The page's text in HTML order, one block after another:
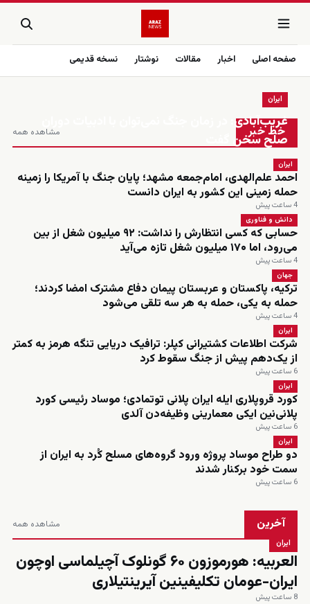
صفحه اصلی اخبار مقالات نوشتار نسخه قدیمی
زنده
خط خبر مشاهده همه
ایران
غریب‌آبادی: در زمان جنگ نمی‌توان با ادبیات دوران
صلح سخن گفت
ایران
احمد علم‌الهدی، امام‌جمعه مشهد؛ پایان جنگ با آمریکا را زمینه
حمله زمینی این کشور به ایران دانست
4 ساعت پیش
دانش و فناوری
حسابی که کسی انتظارش را نداشت: ۹۲ میلیون شغل از بین
می‌رود، اما ۱۷۰ میلیون شغل تازه می‌آید
4 ساعت پیش
جهان
ترکیه، پاکستان و عربستان پیمان دفاع مشترک امضا کردند؛
حمله به یکی، حمله به هر سه تلقی می‌شود
4 ساعت پیش
ایران
شرکت اطلاعات کشتیرانی کپلر: ترافیک دریایی تنگه هرمز به کمتر
از یک‌دهم پیش از جنگ سقوط کرد
6 ساعت پیش
ایران
کورد قروپلاری ایله ایران پلانی توتمادی؛ موساد رئیسی کورد
پلانی‌نین ایکی معمارینی وظیفه‌دن آلدی
6 ساعت پیش
ایران
دو طراح موساد پروژه ورود گروه‌های مسلح کُرد به ایران از
سمت خود برکنار شدند
6 ساعت پیش
آخرین مشاهده همه
ایران
العربیه: هورموزون ۶۰ گونلوک آچیلماسی اوچون
ایران-عومان تکلیفینین آیرینتیلاری
8 ساعت پیش